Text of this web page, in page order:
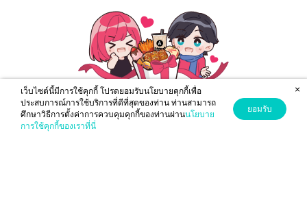
เว็บไซต์นี้มีการใช้คุกกี้ โปรดยอมรับนโยบายคุกกี้เพื่อ
ประสบการณ์การใช้บริการที่ดีที่สุดของท่าน ท่านสามารถ
ศึกษาวิธีการตั้งค่าการควบคุมคุกกี้ของท่านผ่านนโยบาย
การใช้คุกกี้ของเราที่นี่
ยอมรับ
×